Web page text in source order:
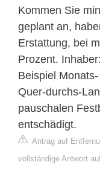
Kommen Sie
geplant an,
Erstattung, bei
Prozent.
Beispiel
Quer-durchs-
pauschalen
entschädigt.
Antrag auf
vollständige Antwort